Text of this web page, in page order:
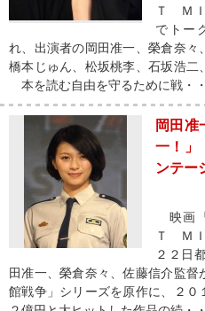
Ｔ ＭＩ
でトー
れ、出演者の岡田准一、榮倉奈々
橋本じゅん、松坂桃李、石坂浩二
本を読む自由を守るために戦・
岡田准
一！」
ンテー
映画
Ｔ ＭＩ
２２日
田准一、榮倉奈々、佐藤信介監
館戦争」シリーズを原作に、２０